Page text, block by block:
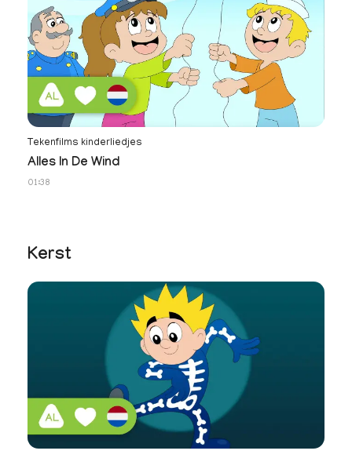
Tekenfilms kinderliedjes
Alles In De Wind
01:38
Kerst